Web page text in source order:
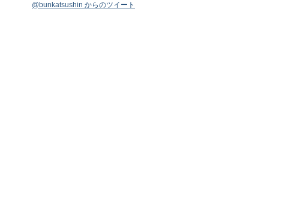
@bunkatsushin からのツイート